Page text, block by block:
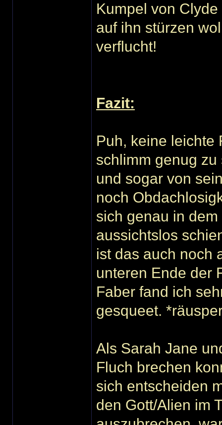
Kumpel von
auf ihn stürzen
verflucht!
Fazit:
Puh, keine leichte
schlimm genug
und sogar von
noch
sich genau in
aussichtslos
ist das auch noch
unteren Ende der
Faber fand ich
gesqueet.
Als Sarah Jane
Fluch brechen
sich entscheiden
den Gott/Alien im